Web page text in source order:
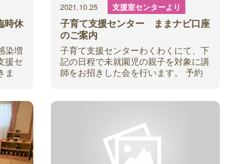
時休
染増
援セ
ま
2021.10.25 支援室センターより
子育て支援センター ままナビ口座
のご案内
子育て支援センターわくわくにて、下
記の日程で未就園児の親子を対象に講
師をお招きした会を行います。 予約
い。 日時